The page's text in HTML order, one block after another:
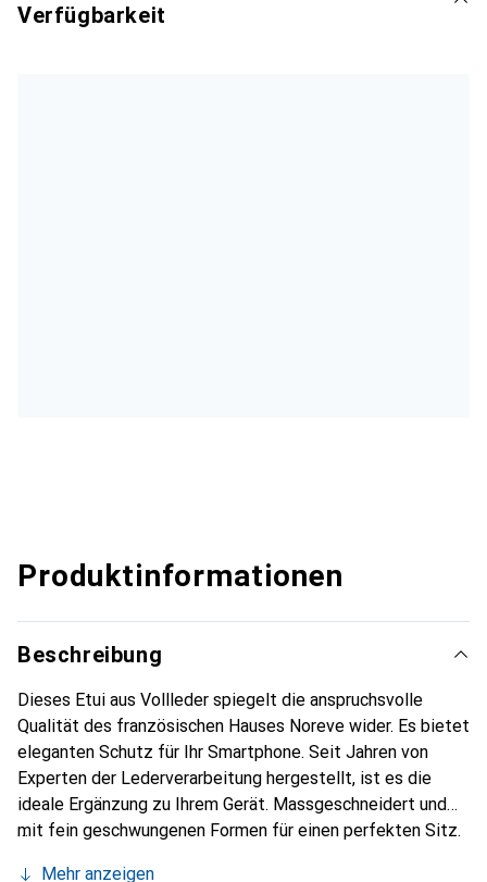
Verfügbarkeit
Produktinformationen
Beschreibung
Dieses Etui aus Vollleder spiegelt die anspruchsvolle
Qualität des französischen Hauses Noreve wider. Es bietet
eleganten Schutz für Ihr Smartphone. Seit Jahren von
Experten der Lederverarbeitung hergestellt, ist es die
ideale Ergänzung zu Ihrem Gerät. Massgeschneidert und
mit fein geschwungenen Formen für einen perfekten Sitz.
Mehr anzeigen